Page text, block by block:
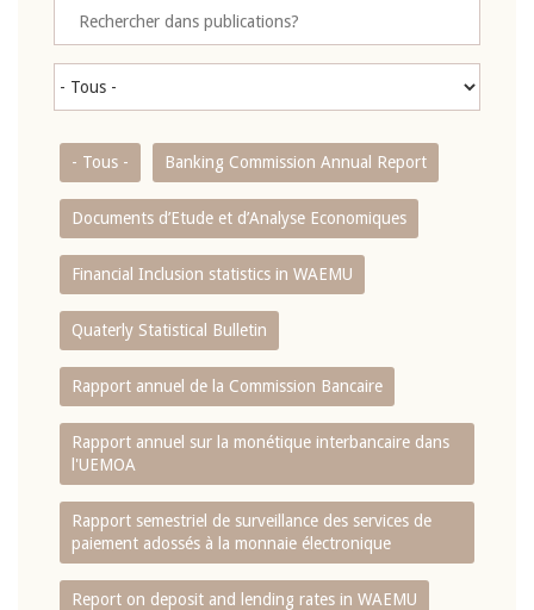
- Tous - Banking Commission Annual Report
Documents d’Etude et d’Analyse Economiques
Financial Inclusion statistics in WAEMU
Quaterly Statistical Bulletin
Rapport annuel de la Commission Bancaire
Rapport annuel sur la monétique interbancaire dans
l'UEMOA
Rapport semestriel de surveillance des services de
paiement adossés à la monnaie électronique
Report on deposit and lending rates in WAEMU